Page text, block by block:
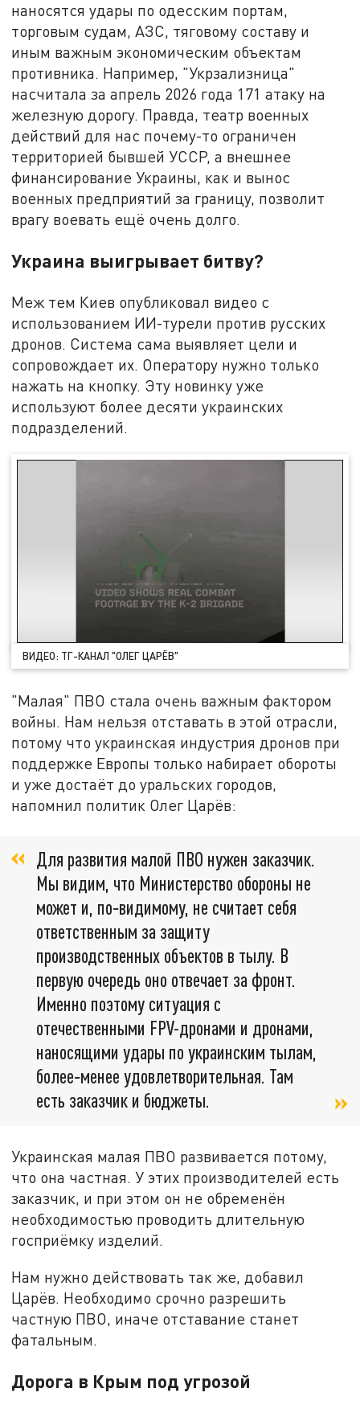
наносятся удары по одесским портам,
торговым судам, АЗС, тяговому составу и
иным важным экономическим объектам
противника. Например, "Укрзализница"
насчитала за апрель 2026 года 171 атаку на
железную дорогу. Правда, театр военных
действий для нас почему-то ограничен
территорией бывшей УССР, а внешнее
финансирование Украины, как и вынос
военных предприятий за границу, позволит
врагу воевать ещё очень долго.
Украина выигрывает битву?
Меж тем Киев опубликовал видео с
использованием ИИ-турели против русских
дронов. Система сама выявляет цели и
сопровождает их. Оператору нужно только
нажать на кнопку. Эту новинку уже
используют более десяти украинских
подразделений.
ВИДЕО: ТГ-КАНАЛ "ОЛЕГ ЦАРЁВ"
"Малая" ПВО стала очень важным фактором
войны. Нам нельзя отставать в этой отрасли,
потому что украинская индустрия дронов при
поддержке Европы только набирает обороты
и уже достаёт до уральских городов,
напомнил политик Олег Царёв:
Для развития малой ПВО нужен заказчик.
Мы видим, что Министерство обороны не
может и, по‑видимому, не считает себя
ответственным за защиту
производственных объектов в тылу. В
первую очередь оно отвечает за фронт.
Именно поэтому ситуация с
отечественными FPV-дронами и дронами,
наносящими удары по украинским тылам,
более‑менее удовлетворительная. Там
есть заказчик и бюджеты.
Украинская малая ПВО развивается потому,
что она частная. У этих производителей есть
заказчик, и при этом он не обременён
необходимостью проводить длительную
госприёмку изделий.
Нам нужно действовать так же, добавил
Царёв. Необходимо срочно разрешить
частную ПВО, иначе отставание станет
фатальным.
Дорога в Крым под угрозой